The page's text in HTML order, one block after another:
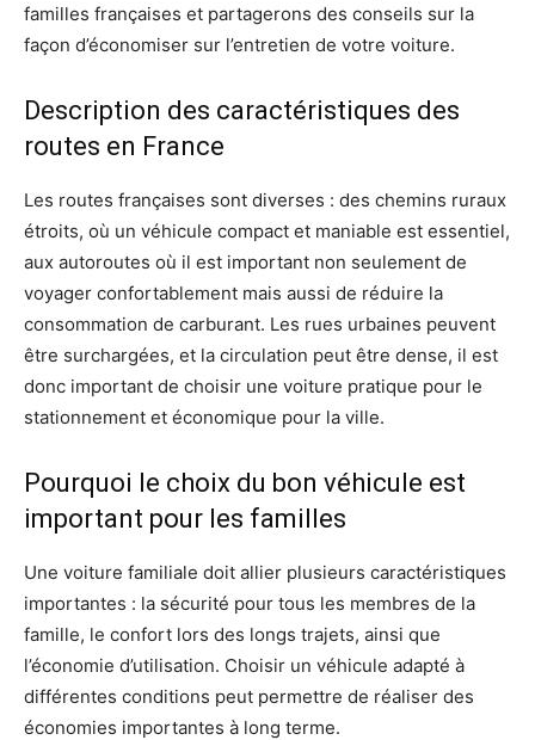
familles françaises et partagerons des conseils sur la
façon d’économiser sur l’entretien de votre voiture.
Description des caractéristiques des
routes en France
Les routes françaises sont diverses : des chemins ruraux
étroits, où un véhicule compact et maniable est essentiel,
aux autoroutes où il est important non seulement de
voyager confortablement mais aussi de réduire la
consommation de carburant. Les rues urbaines peuvent
être surchargées, et la circulation peut être dense, il est
donc important de choisir une voiture pratique pour le
stationnement et économique pour la ville.
Pourquoi le choix du bon véhicule est
important pour les familles
Une voiture familiale doit allier plusieurs caractéristiques
importantes : la sécurité pour tous les membres de la
famille, le confort lors des longs trajets, ainsi que
l’économie d’utilisation. Choisir un véhicule adapté à
différentes conditions peut permettre de réaliser des
économies importantes à long terme.